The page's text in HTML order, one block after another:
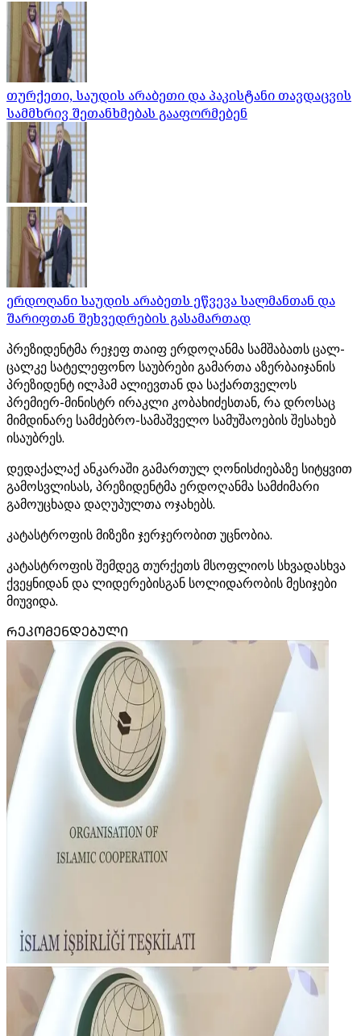
თურქეთი, საუდის არაბეთი და პაკისტანი თავდაცვის
სამმხრივ შეთანხმებას გააფორმებენ
ერდოღანი საუდის არაბეთს ეწვევა სალმანთან და
შარიფთან შეხვედრების გასამართად
პრეზიდენტმა რეჯეფ თაიფ ერდოღანმა სამშაბათს ცალ-
ცალკე სატელეფონო საუბრები გამართა აზერბაიჯანის
პრეზიდენტ ილჰამ ალიევთან და საქართველოს
პრემიერ-მინისტრ ირაკლი კობახიძესთან, რა დროსაც
მიმდინარე სამძებრო-სამაშველო სამუშაოების შესახებ
ისაუბრეს.
დედაქალაქ ანკარაში გამართულ ღონისძიებაზე სიტყვით
გამოსვლისას, პრეზიდენტმა ერდოღანმა სამძიმარი
გამოუცხადა დაღუპულთა ოჯახებს.
კატასტროფის მიზეზი ჯერჯერობით უცნობია.
კატასტროფის შემდეგ თურქეთს მსოფლიოს სხვადასხვა
ქვეყნიდან და ლიდერებისგან სოლიდარობის მესიჯები
მიუვიდა.
ᲠᲔᲙᲝᲛᲔᲜᲓᲔᲑᲣᲚᲘ